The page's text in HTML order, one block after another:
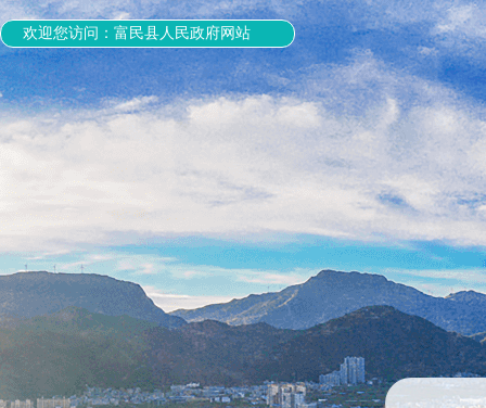
欢迎您访问：富民县人民政府网站